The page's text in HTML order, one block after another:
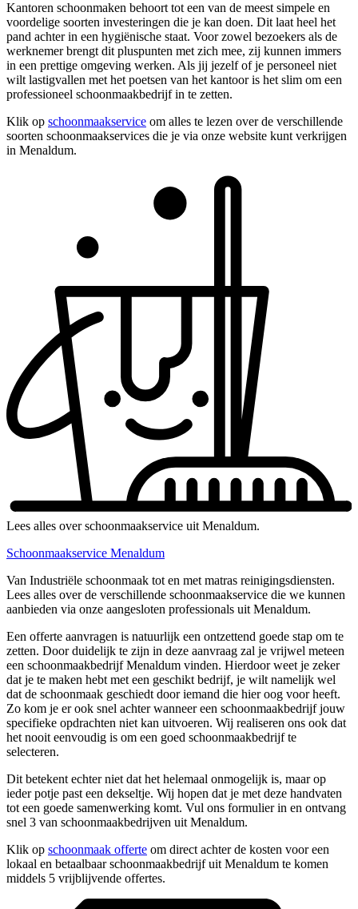
Kantoren schoonmaken behoort tot een van de meest simpele en
voordelige soorten investeringen die je kan doen. Dit laat heel het
pand achter in een hygiënische staat. Voor zowel bezoekers als de
werknemer brengt dit pluspunten met zich mee, zij kunnen immers
in een prettige omgeving werken. Als jij jezelf of je personeel niet
wilt lastigvallen met het poetsen van het kantoor is het slim om een
professioneel schoonmaakbedrijf in te zetten.
Klik op schoonmaakservice om alles te lezen over de verschillende
soorten schoonmaakservices die je via onze website kunt verkrijgen
in Menaldum.
Lees alles over schoonmaakservice uit Menaldum.
Schoonmaakservice Menaldum
Van Industriële schoonmaak tot en met matras reinigingsdiensten.
Lees alles over de verschillende schoonmaakservice die we kunnen
aanbieden via onze aangesloten professionals uit Menaldum.
Een offerte aanvragen is natuurlijk een ontzettend goede stap om te
zetten. Door duidelijk te zijn in deze aanvraag zal je vrijwel meteen
een schoonmaakbedrijf Menaldum vinden. Hierdoor weet je zeker
dat je te maken hebt met een geschikt bedrijf, je wilt namelijk wel
dat de schoonmaak geschiedt door iemand die hier oog voor heeft.
Zo kom je er ook snel achter wanneer een schoonmaakbedrijf jouw
specifieke opdrachten niet kan uitvoeren. Wij realiseren ons ook dat
het nooit eenvoudig is om een goed schoonmaakbedrijf te
selecteren.
Dit betekent echter niet dat het helemaal onmogelijk is, maar op
ieder potje past een dekseltje. Wij hopen dat je met deze handvaten
tot een goede samenwerking komt. Vul ons formulier in en ontvang
snel 3 van schoonmaakbedrijven uit Menaldum.
Klik op schoonmaak offerte om direct achter de kosten voor een
lokaal en betaalbaar schoonmaakbedrijf uit Menaldum te komen
middels 5 vrijblijvende offertes.